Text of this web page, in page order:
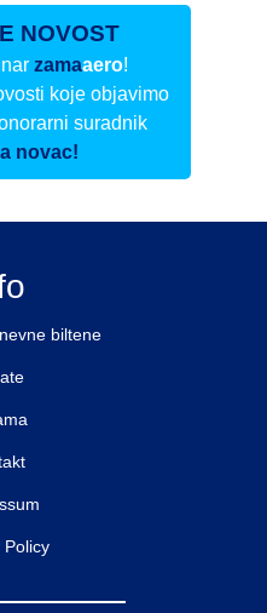
NOVOST
zamaaero!
koje objavimo
suradnik
novac!
biltene
Policy